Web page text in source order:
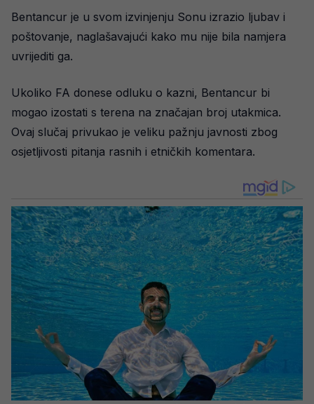
Bentancur je u svom izvinjenju Sonu izrazio ljubav i
poštovanje, naglašavajući kako mu nije bila namjera
uvrijediti ga.
Ukoliko FA donese odluku o kazni, Bentancur bi
mogao izostati s terena na značajan broj utakmica.
Ovaj slučaj privukao je veliku pažnju javnosti zbog
osjetljivosti pitanja rasnih i etničkih komentara.